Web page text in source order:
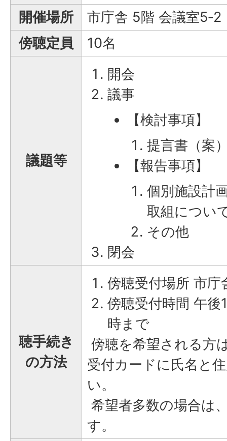
開催場所
市庁舎 5階 会議室5‐2
傍聴定員
10名
議題等
開会
議事
【検討事項】
提言書（案
【報告事項】
個別施設計
取組につい
その他
閉会
聴手続き
の方法
傍聴受付場所 市
傍聴受付時間 午後
時まで
傍聴を希望される方
受付カードに氏名と
い。
希望者多数の場合は
す。